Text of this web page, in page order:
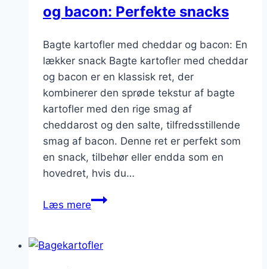
og bacon: Perfekte snacks
Bagte kartofler med cheddar og bacon: En
lækker snack Bagte kartofler med cheddar
og bacon er en klassisk ret, der
kombinerer den sprøde tekstur af bagte
kartofler med den rige smag af
cheddarost og den salte, tilfredsstillende
smag af bacon. Denne ret er perfekt som
en snack, tilbehør eller endda som en
hovedret, hvis du…
Læs mereBagte
cheddar